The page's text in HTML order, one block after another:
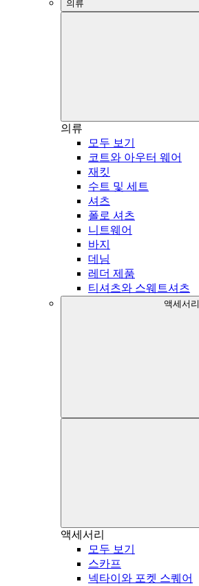
의류
의류
모두 보기
코트와 아우터 웨어
재킷
수트 및 세트
셔츠
폴로 셔츠
니트웨어
바지
데님
레더 제품
티셔츠와 스웨트셔츠
액세서리
액세서리
모두 보기
스카프
넥타이와 포켓 스퀘어